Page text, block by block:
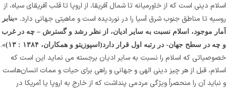
اسلام دینی است که از خاورمیانه تا شمال آفریقا، از اروپا تا قلب آفریقای سیاه، از
روسیه تا مناطق جنوب شرق آسیا را در نوردیده است و ماهیتی جهانی دارد. «بنابر
آمار موجود، اسلام نسبت به سایر ادیان، از نظر رشد و گسترش – چه در غرب
و چه در سطح جهان- در رتبه اول قرار دارد(اسپوزیتو و همکاران، ۱۳۸۴ : ۱۳)»
.
خصوصیاتی که اسلام را نسبت به سایر ادیان برجسته می نماید این است که
اسلام، ‌قبل از هر چیز دینی الهی و جهانی و راهی برای حیات و ممات انسان‌هاست
و نباید آن را منحصراً ویژگی مرد‌می ‌پنداشت که از خارج به اروپا یا آمریکا در